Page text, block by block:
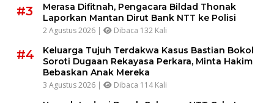
#3
Merasa Difitnah, Pengacara Bildad Thonak
Laporkan Mantan Dirut Bank NTT ke Polisi
2 Agustus 2026 | Dibaca 132 Kali
#4
Keluarga Tujuh Terdakwa Kasus Bastian Bokol
Soroti Dugaan Rekayasa Perkara, Minta Hakim
Bebaskan Anak Mereka
3 Agustus 2026 | Dibaca 114 Kali